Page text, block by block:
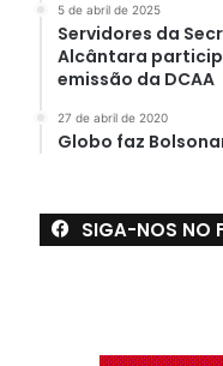
5 de abril de 2025
Servidores da
Alcântara
emissão da DCAA
27 de abril de 2020
Globo faz
SIGA-NOS NO